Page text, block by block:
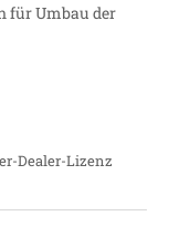
für Umbau der
Dealer-Lizenz